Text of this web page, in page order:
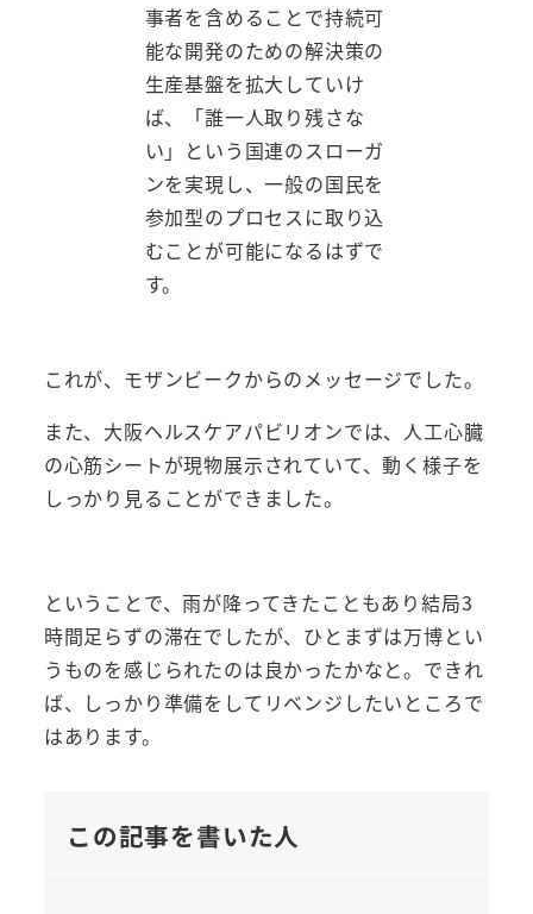
事者を含めることで持続可
能な開発のための解決策の
生産基盤を拡大していけ
ば、「誰一人取り残さな
い」という国連のスローガ
ンを実現し、一般の国民を
参加型のプロセスに取り込
むことが可能になるはずで
す。
これが、モザンビークからのメッセージでした。
また、大阪ヘルスケアパビリオンでは、人工心臓
の心筋シートが現物展示されていて、動く様子を
しっかり見ることができました。
ということで、雨が降ってきたこともあり結局3
時間足らずの滞在でしたが、ひとまずは万博とい
うものを感じられたのは良かったかなと。できれ
ば、しっかり準備をしてリベンジしたいところで
はあります。
この記事を書いた人